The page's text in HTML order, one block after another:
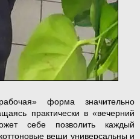
форма значительно
практически в «вечерний
себе позволить каждый
вещи универсальны и